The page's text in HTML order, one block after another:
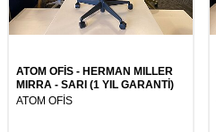
ATOM OFİS - HERMAN MILLER
MIRRA - SARI (1 YIL GARANTİ)
ATOM OFİS